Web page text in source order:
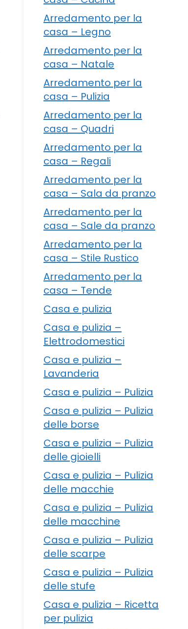
Arredamento per la
casa – Legno
Arredamento per la
casa – Natale
Arredamento per la
casa – Pulizia
Arredamento per la
casa – Quadri
Arredamento per la
casa – Regali
Arredamento per la
casa – Sala da pranzo
Arredamento per la
casa – Sale da pranzo
Arredamento per la
casa – Stile Rustico
Arredamento per la
casa – Tende
Casa e pulizia
Casa e pulizia –
Elettrodomestici
Casa e pulizia –
Lavanderia
Casa e pulizia – Pulizia
Casa e pulizia – Pulizia
delle borse
Casa e pulizia – Pulizia
delle gioielli
Casa e pulizia – Pulizia
delle macchie
Casa e pulizia – Pulizia
delle macchine
Casa e pulizia – Pulizia
delle scarpe
Casa e pulizia – Pulizia
delle stufe
Casa e pulizia – Ricetta
per pulizia